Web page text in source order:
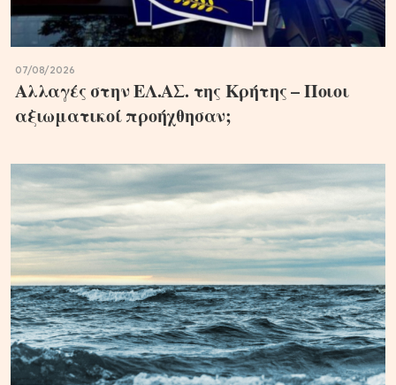
07/08/2026
Αλλαγές στην ΕΛ.ΑΣ. της Κρήτης – Ποιοι
αξιωματικοί προήχθησαν;